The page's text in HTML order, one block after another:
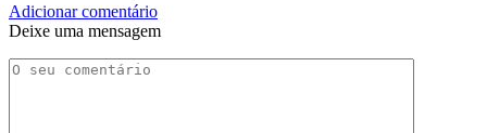
Adicionar comentário
Deixe uma mensagem